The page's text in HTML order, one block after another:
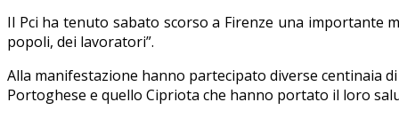
Il Pci ha tenuto sabato scorso a Firenze una importante
popoli, dei lavoratori”.
Alla manifestazione hanno partecipato diverse centinaia
Portoghese e quello Cipriota che hanno portato il loro